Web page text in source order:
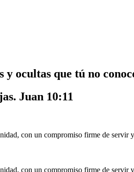
y ocultas que tú no
Juan 10:11
con un compromiso firme de servir
con un compromiso firme de servir